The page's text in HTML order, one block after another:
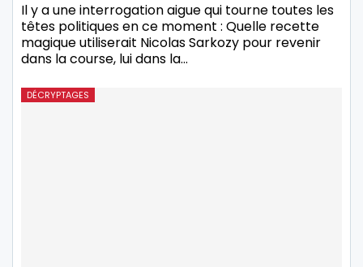
Il y a une interrogation aigue qui tourne toutes les
têtes politiques en ce moment : Quelle recette
magique utiliserait Nicolas Sarkozy pour revenir
dans la course, lui dans la…
DÉCRYPTAGES